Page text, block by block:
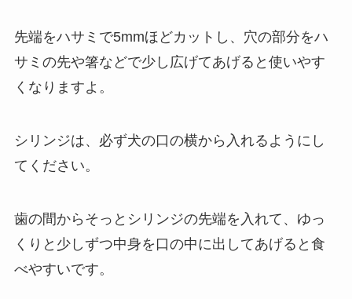
先端をハサミで5mmほどカットし、穴の部分をハ
サミの先や箸などで少し広げてあげると使いやす
くなりますよ。
シリンジは、必ず犬の口の横から入れるようにし
てください。
歯の間からそっとシリンジの先端を入れて、ゆっ
くりと少しずつ中身を口の中に出してあげると食
べやすいです。